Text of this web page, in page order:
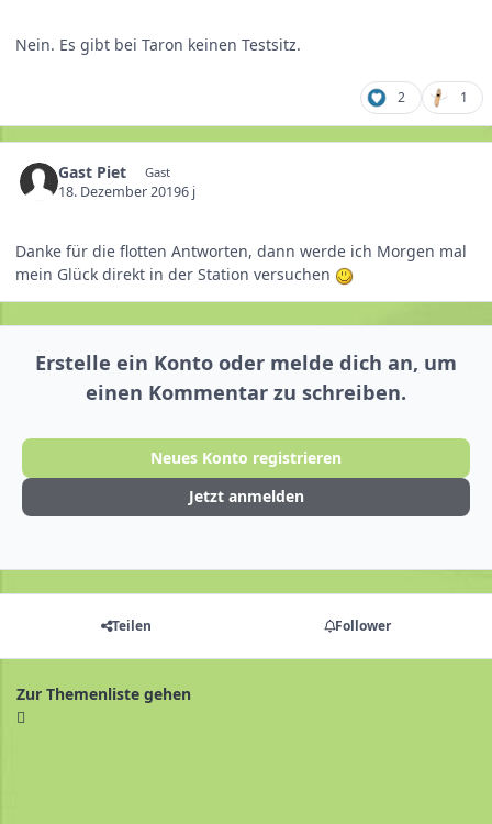
Nein. Es gibt bei Taron keinen Testsitz.
2 1
Gast Piet Gast
18. Dezember 20196 j
Danke für die flotten Antworten, dann werde ich Morgen mal
mein Glück direkt in der Station versuchen
Erstelle ein Konto oder melde dich an, um
einen Kommentar zu schreiben.
Neues Konto registrieren
Jetzt anmelden
Teilen Follower
Zur Themenliste gehen